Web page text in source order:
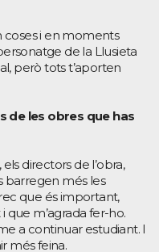
coses i en moments
de la Llusieta
però tots t’aporten
de les obres que has
directors de l’obra,
barregen més les
que és important,
que m’agrada fer-ho.
a continuar estudiant. I
més feina.